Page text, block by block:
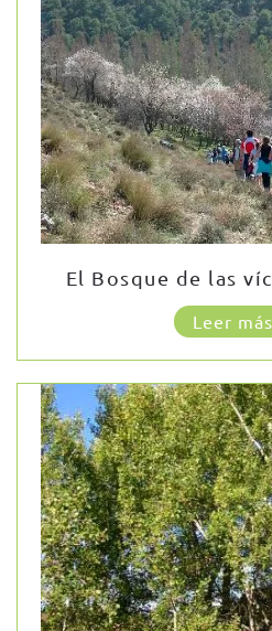
El Bosque de las
Leer